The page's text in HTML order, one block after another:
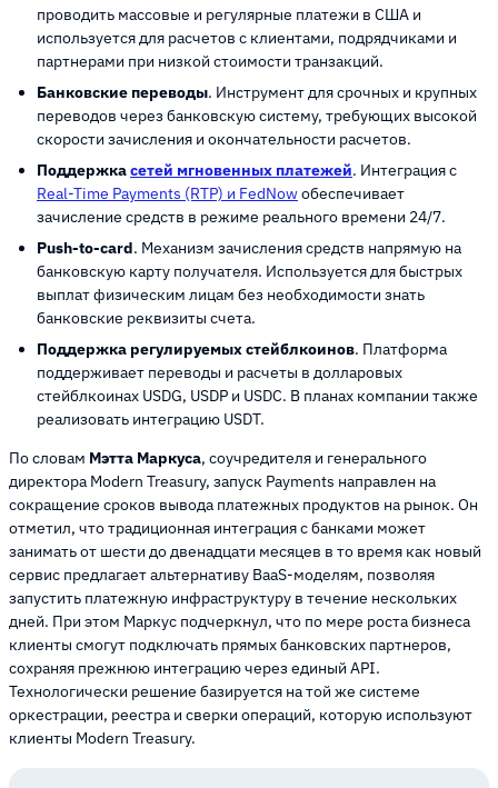
проводить массовые и регулярные платежи в США и
используется для расчетов с клиентами, подрядчиками и
партнерами при низкой стоимости транзакций.
Банковские переводы. Инструмент для срочных и крупных
переводов через банковскую систему, требующих высокой
скорости зачисления и окончательности расчетов.
Поддержкасетей мгновенных платежей. Интеграция с
Real-Time Payments (RTP) и FedNowобеспечивает
зачисление средств в режиме реального времени 24/7.
Push-to-card. Механизм зачисления средств напрямую на
банковскую карту получателя. Используется для быстрых
выплат физическим лицам без необходимости знать
банковские реквизиты счета.
Поддержка регулируемых стейблкоинов. Платформа
поддерживает переводы и расчеты в долларовых
стейблкоинах USDG, USDP и USDC. В планах компании также
реализовать интеграцию USDT.
По словам Мэтта Маркуса, соучредителя и генерального
директора Modern Treasury, запуск Payments направлен на
сокращение сроков вывода платежных продуктов на рынок. Он
отметил, что традиционная интеграция с банками может
занимать от шести до двенадцати месяцев в то время как новый
сервис предлагает альтернативу BaaS-моделям, позволяя
запустить платежную инфраструктуру в течение нескольких
дней. При этом Маркус подчеркнул, что по мере роста бизнеса
клиенты смогут подключать прямых банковских партнеров,
сохраняя прежнюю интеграцию через единый API.
Технологически решение базируется на той же системе
оркестрации, реестра и сверки операций, которую используют
клиенты Modern Treasury.